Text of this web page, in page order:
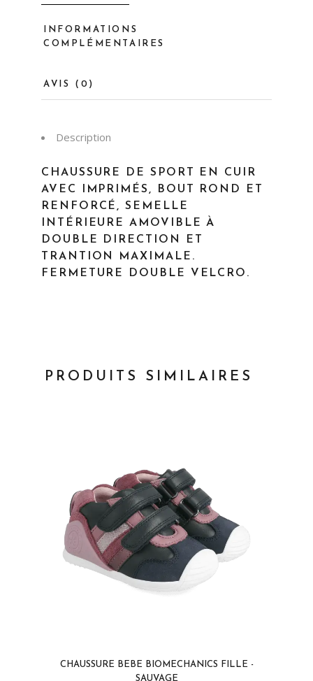
INFORMATIONS
COMPLÉMENTAIRES
AVIS (0)
Description
CHAUSSURE DE SPORT EN CUIR
AVEC IMPRIMÉS, BOUT ROND ET
RENFORCÉ, SEMELLE
INTÉRIEURE AMOVIBLE À
DOUBLE DIRECTION ET
TRANTION MAXIMALE.
FERMETURE DOUBLE VELCRO.
PRODUITS SIMILAIRES
CHAUSSURE BEBE BIOMECHANICS FILLE -
SAUVAGE